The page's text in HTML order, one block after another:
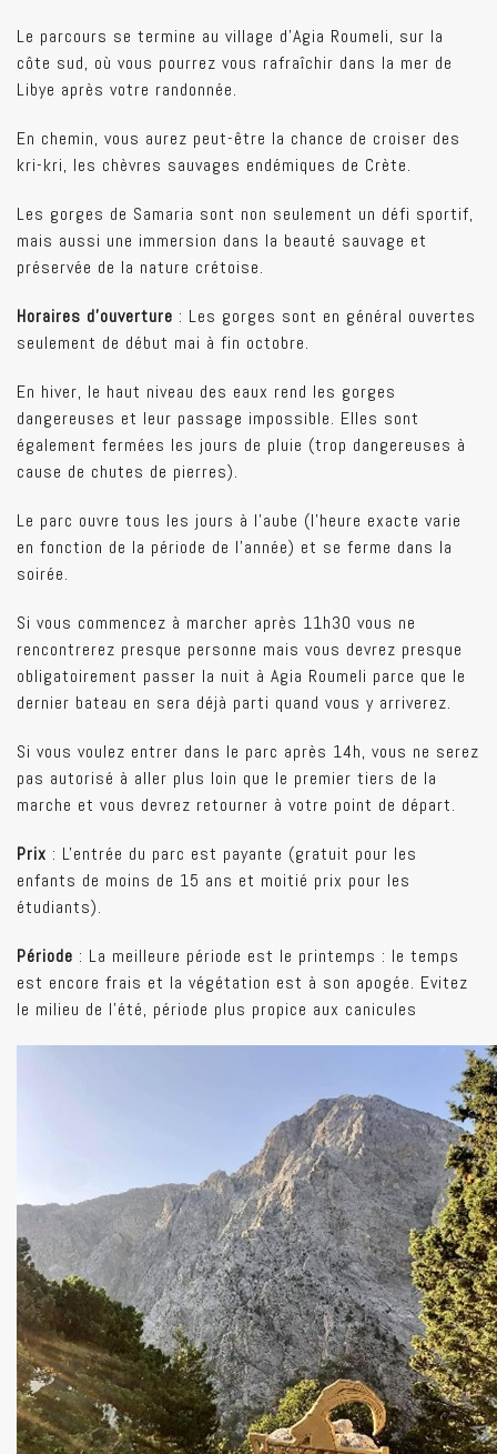
Le parcours se termine au village d'Agia Roumeli, sur la
côte sud, où vous pourrez vous rafraîchir dans la mer de
Libye après votre randonnée.
En chemin, vous aurez peut-être la chance de croiser des
kri-kri, les chèvres sauvages endémiques de Crète.
Les gorges de Samaria sont non seulement un défi sportif,
mais aussi une immersion dans la beauté sauvage et
préservée de la nature crétoise.
Horaires d’ouverture : Les gorges sont en général ouvertes
seulement de début mai à fin octobre.
En hiver, le haut niveau des eaux rend les gorges
dangereuses et leur passage impossible. Elles sont
également fermées les jours de pluie (trop dangereuses à
cause de chutes de pierres).
Le parc ouvre tous les jours à l'aube (l'heure exacte varie
en fonction de la période de l'année) et se ferme dans la
soirée.
Si vous commencez à marcher après 11h30 vous ne
rencontrerez presque personne mais vous devrez presque
obligatoirement passer la nuit à Agia Roumeli parce que le
dernier bateau en sera déjà parti quand vous y arriverez.
Si vous voulez entrer dans le parc après 14h, vous ne serez
pas autorisé à aller plus loin que le premier tiers de la
marche et vous devrez retourner à votre point de départ.
Prix : L'entrée du parc est payante (gratuit pour les
enfants de moins de 15 ans et moitié prix pour les
étudiants).
Période : La meilleure période est le printemps : le temps
est encore frais et la végétation est à son apogée. Evitez
le milieu de l'été, période plus propice aux canicules